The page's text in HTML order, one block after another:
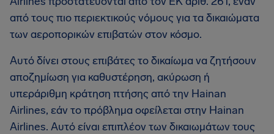
από τους πιο περιεκτικούς νόμους για τα δικαιώματα
των αεροπορικών επιβατών στον κόσμο.
Αυτό δίνει στους επιβάτες το δικαίωμα να ζητήσουν
αποζημίωση για καθυστέρηση, ακύρωση ή
υπεράριθμη κράτηση πτήσης από την Hainan
Airlines, εάν το πρόβλημα οφείλεται στην Hainan
Airlines. Αυτό είναι επιπλέον των δικαιωμάτων τους